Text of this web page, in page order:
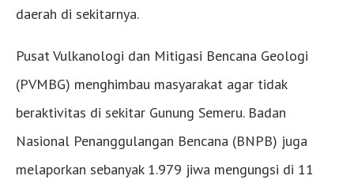
daerah di sekitarnya.
Pusat Vulkanologi dan Mitigasi Bencana Geologi
(PVMBG) menghimbau masyarakat agar tidak
beraktivitas di sekitar Gunung Semeru. Badan
Nasional Penanggulangan Bencana (BNPB) juga
melaporkan sebanyak 1.979 jiwa mengungsi di 11